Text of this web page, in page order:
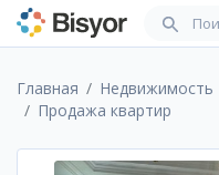
Главная Недвижимость
Продажа квартир